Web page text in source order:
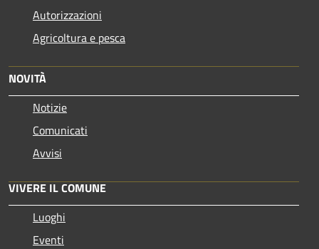
Autorizzazioni
Agricoltura e pesca
NOVITÀ
Notizie
Comunicati
Avvisi
VIVERE IL COMUNE
Luoghi
Eventi